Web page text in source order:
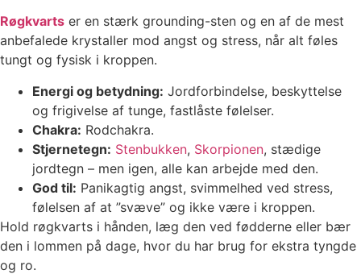
Røgkvarts er en stærk grounding-sten og en af de mest
anbefalede krystaller mod angst og stress, når alt føles
tungt og fysisk i kroppen.
Energi og betydning: Jordforbindelse, beskyttelse
og frigivelse af tunge, fastlåste følelser.
Chakra: Rodchakra.
Stjernetegn: Stenbukken, Skorpionen, stædige
jordtegn – men igen, alle kan arbejde med den.
God til: Panikagtig angst, svimmelhed ved stress,
følelsen af at ”svæve” og ikke være i kroppen.
Hold røgkvarts i hånden, læg den ved fødderne eller bær
den i lommen på dage, hvor du har brug for ekstra tyngde
og ro.